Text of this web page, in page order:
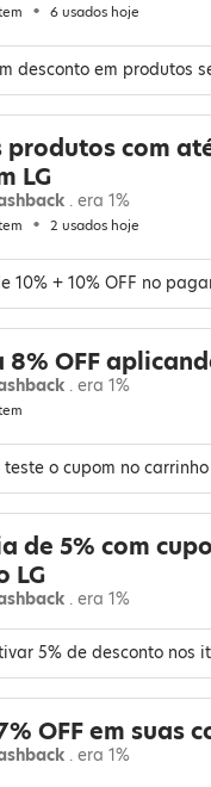
6 usados hoje
desconto em produtos
produtos com
LG
. era 1%
2 usados hoje
10% + 10% OFF no
OFF
. era 1%
o cupom no
de 5% com
LG
. era 1%
5% de desconto nos
OFF em suas
. era 1%